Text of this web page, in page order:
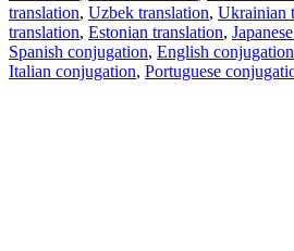
translation, Uzbek translation, Ukrainian
translation, Estonian translation,
Spanish conjugation, English conjugation
Italian conjugation, Portuguese